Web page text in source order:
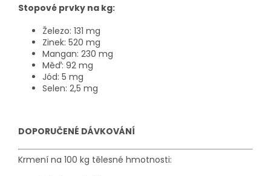
Stopové prvky na kg:
Železo: 131 mg
Zinek: 520 mg
Mangan: 230 mg
Měď: 92 mg
Jód: 5 mg
Selen: 2,5 mg
DOPORUČENÉ DÁVKOVÁNÍ
Krmení na 100 kg tělesné hmotnosti: